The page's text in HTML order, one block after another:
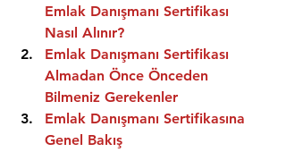
Emlak Danışmanı Sertifikası
Nasıl Alınır?
Emlak Danışmanı Sertifikası
Almadan Önce Önceden
Bilmeniz Gerekenler
Emlak Danışmanı Sertifikasına
Genel Bakış